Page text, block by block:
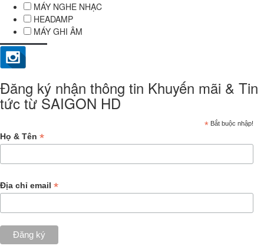
MÁY NGHE NHẠC
HEADAMP
MÁY GHI ÂM
Đăng ký nhận thông tin Khuyến mãi & Tin
tức từ SAIGON HD
* Bắt buộc nhập!
Họ & Tên *
Địa chỉ email *